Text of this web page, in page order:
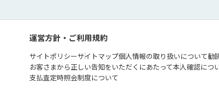
運営方針・ご利用規約
サイトポリシーサイトマップ個人情報の取り扱いについて勧
お客さまから正しい告知をいただくにあたって本人確認につ
支払査定時照会制度について